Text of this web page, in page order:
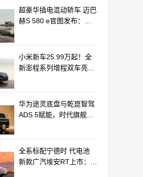
超豪华插电混动轿车 迈巴
赫S 580 e官图发布：老
小米新车25.99万起！全
新澎程系列增程双车亮相
华为途灵底盘与乾崑智驾
ADS 5赋能，时代旗舰
全系标配宁德时 代电池
新款广汽埃安RT上市：